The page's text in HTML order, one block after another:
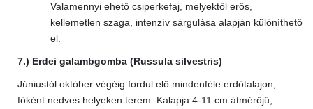
Valamennyi ehető csiperkefaj, melyektől erős,
kellemetlen szaga, intenzív sárgulása alapján különíthető
el.
7.) Erdei galambgomba (Russula silvestris)
Júniustól október végéig fordul elő mindenféle erdőtalajon,
főként nedves helyeken terem. Kalapja 4-11 cm átmérőjű,